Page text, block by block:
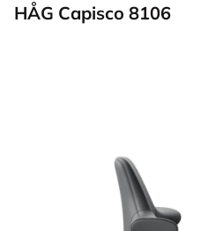
HÅG Capisco 8106